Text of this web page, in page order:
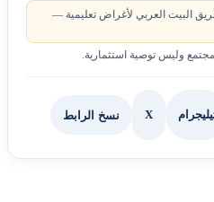
البيت العربي لأغراض تعليمية —
وليس توصية استثمارية.
X نسخ الرابط